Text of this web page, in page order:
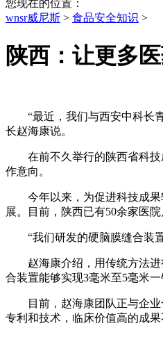
您现在的位置：
wnsr威尼斯 > 食品安全知识 >
陕西：让更多
“最近，我们与西安中科长青
长赵海康说。
在前不久举行的陕西省科技
作意向。
今年以来，为促进科技成果
展。目前，陕西已有50余家医院
“我们研发的硬脑膜缝合装置
赵海康介绍，用传统方法进
合装置能够实现3毫米至5毫米
目前，赵海康团队正与企业合
专利和技术，临床价值高的成果